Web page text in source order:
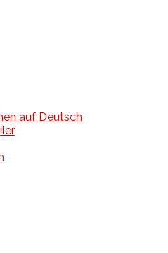
auf Deutsch